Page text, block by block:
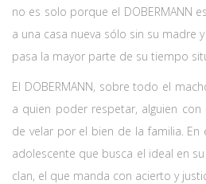
no es solo porque el DOBERMANN
a una casa nueva sólo sin su madre
pasa la mayor parte de su tiempo
El DOBERMANN, sobre todo el
a quien poder respetar, alguien
de velar por el bien de la familia.
adolescente que busca el ideal en
clan, el que manda con acierto y